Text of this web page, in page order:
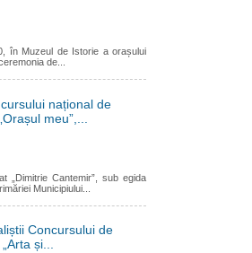
în Muzeul de Istorie a orașului
de...
național de
meu”,...
„Dimitrie Cantemir”, sub egida
Municipiului...
Concursului de
și...